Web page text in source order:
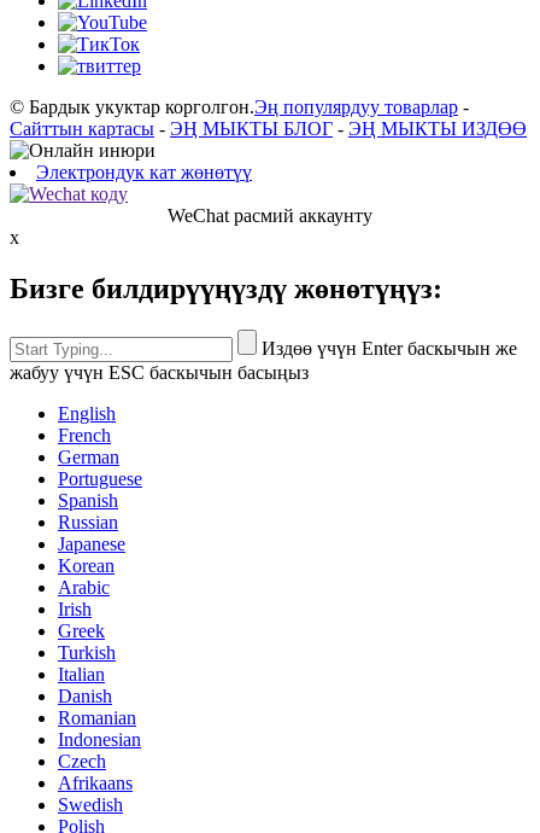
© Бардык укуктар корголгон.Эң популярдуу товарлар -
Сайттын картасы - ЭҢ МЫКТЫ БЛОГ - ЭҢ МЫКТЫ ИЗДӨӨ
Электрондук кат жөнөтүү
WeChat расмий аккаунту
x
Бизге билдирүүңүздү жөнөтүңүз:
Издөө үчүн Enter баскычын же
жабуу үчүн ESC баскычын басыңыз
English
French
German
Portuguese
Spanish
Russian
Japanese
Korean
Arabic
Irish
Greek
Turkish
Italian
Danish
Romanian
Indonesian
Czech
Afrikaans
Swedish
Polish